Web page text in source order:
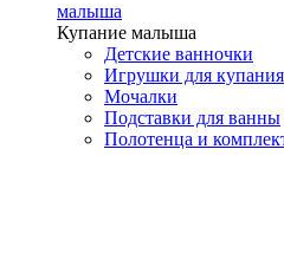
малыша
Купание малыша
Детские ванночки
Игрушки для купания
Мочалки
Подставки для ванны
Полотенца и